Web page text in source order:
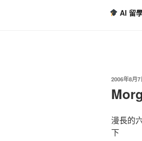
AI 留
2006年8月7
漫長的
下